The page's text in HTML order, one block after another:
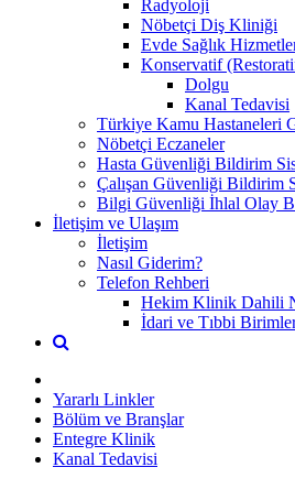
Radyoloji
Nöbetçi Diş Kliniği
Evde Sağlık
Konservatif
Dolgu
Kanal Tedavisi
Türkiye Kamu Hastaneleri
Nöbetçi Eczaneler
Hasta Güvenliği Bildirim
Çalışan Güvenliği Bildirim
Bilgi Güvenliği İhlal Olay
İletişim ve Ulaşım
İletişim
Nasıl Giderim?
Telefon Rehberi
Hekim Klinik Dahili
İdari ve Tıbbi
Yararlı Linkler
Bölüm ve Branşlar
Entegre Klinik
Kanal Tedavisi